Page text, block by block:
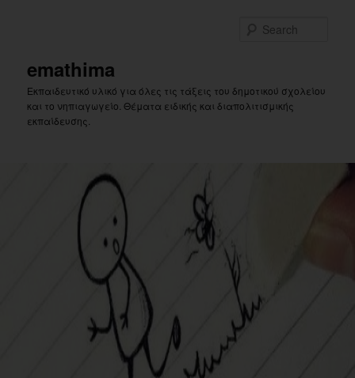
emathima
Εκπαιδευτικό υλικό για όλες τις τάξεις του δημοτικού σχολείου
και το νηπιαγωγείο. Θέματα ειδικής και διαπολιτισμικής
εκπαίδευσης.